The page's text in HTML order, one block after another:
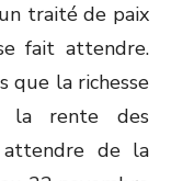
traité de paix
fait attendre.
que la richesse
la rente des
attendre de la